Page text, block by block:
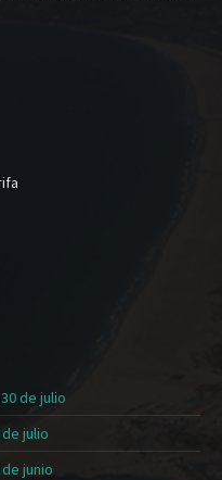
de julio
julio
junio